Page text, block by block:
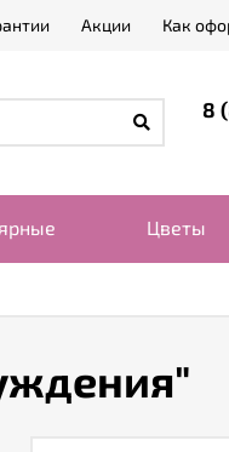
Акции Как
8
Цветы